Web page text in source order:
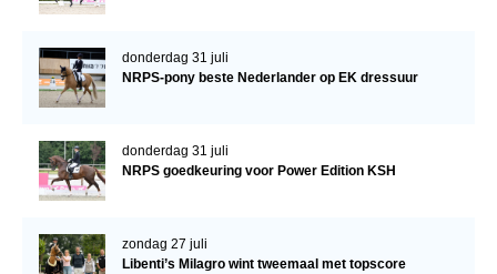
donderdag 31 juli
NRPS-pony beste Nederlander op EK dressuur
donderdag 31 juli
NRPS goedkeuring voor Power Edition KSH
zondag 27 juli
Libenti’s Milagro wint tweemaal met topscore